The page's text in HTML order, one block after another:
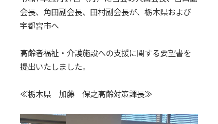
会長、角田副会長、田村副会長が、栃木県および
宇都宮市へ
高齢者福祉・介護施設への支援に関する要望書を
提出いたしました。
≪栃木県 加藤 保之高齢対策課長≫